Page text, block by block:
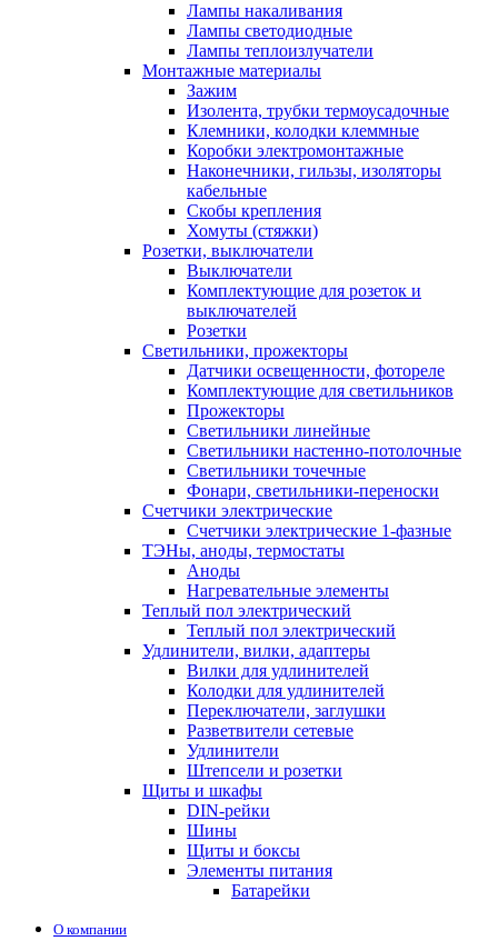
Лампы накаливания
Лампы светодиодные
Лампы теплоизлучатели
Монтажные материалы
Зажим
Изолента, трубки термоусадочные
Клемники, колодки клеммные
Коробки электромонтажные
Наконечники, гильзы, изоляторы
кабельные
Скобы крепления
Хомуты (стяжки)
Розетки, выключатели
Выключатели
Комплектующие для розеток и
выключателей
Розетки
Светильники, прожекторы
Датчики освещенности, фотореле
Комплектующие для светильников
Прожекторы
Светильники линейные
Светильники настенно-потолочные
Светильники точечные
Фонари, светильники-переноски
Счетчики электрические
Счетчики электрические 1-фазные
ТЭНы, аноды, термостаты
Аноды
Нагревательные элементы
Теплый пол электрический
Теплый пол электрический
Удлинители, вилки, адаптеры
Вилки для удлинителей
Колодки для удлинителей
Переключатели, заглушки
Разветвители сетевые
Удлинители
Штепсели и розетки
Щиты и шкафы
DIN-рейки
Шины
Щиты и боксы
Элементы питания
Батарейки
О компании